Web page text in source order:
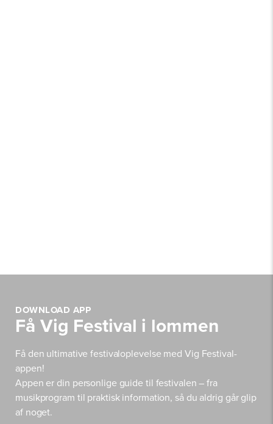
DOWNLOAD APP
Få Vig Festival i lommen
Få den ultimative festivaloplevelse med Vig Festival-
appen!
Appen er din personlige guide til festivalen – fra
musikprogram til praktisk information, så du aldrig går glip
af noget.